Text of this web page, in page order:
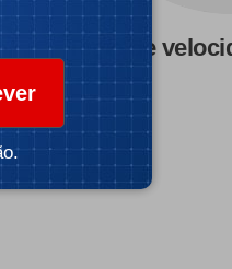
Teste de